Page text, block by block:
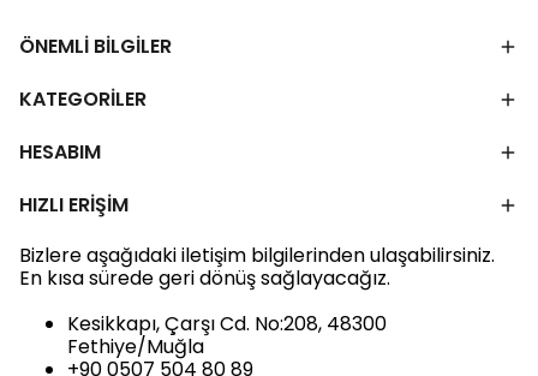
ÖNEMLİ BİLGİLER
KATEGORİLER
HESABIM
HIZLI ERİŞİM
Bizlere aşağıdaki iletişim bilgilerinden ulaşabilirsiniz.
En kısa sürede geri dönüş sağlayacağız.
Kesikkapı, Çarşı Cd. No:208, 48300
Fethiye/Muğla
+90 0507 504 80 89